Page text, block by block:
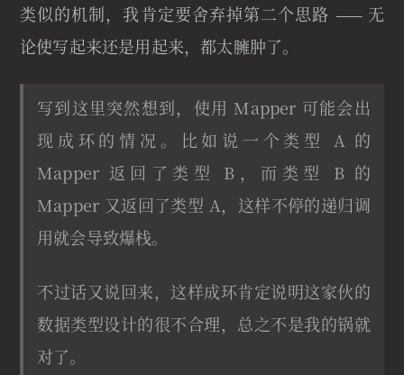
类似的机制，我肯定要舍弃掉第二个思路 —— 无
论使写起来还是用起来，都太臃肿了。
写到这里突然想到，使用 Mapper 可能会出
现成环的情况。比如说一个类型 A 的
Mapper 返回了类型 B，而类型 B 的
Mapper 又返回了类型 A，这样不停的递归调
用就会导致爆栈。
不过话又说回来，这样成环肯定说明这家伙的
数据类型设计的很不合理，总之不是我的锅就
对了。